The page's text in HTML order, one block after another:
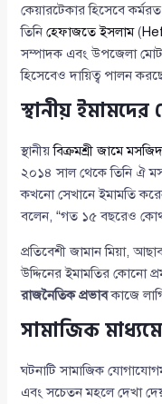
কেয়ারটেকার হিসেবে
তিনিহেফাজতে ইসলাম(
সম্পাদক এবং উপজেলা
হিসেবেও দায়িত্ব পালন
স্থানীয়
স্থানীয়বিক্রমশ্রী জামে মসজিদ
২০১৪ সাল থেকে তিনি ঐ
কখনো সেখানে ইমামতি
বলেন, “গত ১৫ বছরেও
প্রতিবেশী জামান মিয়া,
উদ্দিনের ইমামতির কোনো
রাজনৈতিক প্রভাবকাজে
সামাজিক মাধ্যমে
ঘটনাটি সামাজিক
এবং সচেতন মহলে দেখা